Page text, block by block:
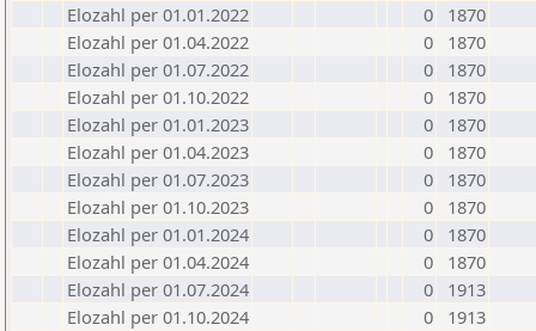
Elozahl per 01.01.2022
0
1870
Elozahl per 01.04.2022
0
1870
Elozahl per 01.07.2022
0
1870
Elozahl per 01.10.2022
0
1870
Elozahl per 01.01.2023
0
1870
Elozahl per 01.04.2023
0
1870
Elozahl per 01.07.2023
0
1870
Elozahl per 01.10.2023
0
1870
Elozahl per 01.01.2024
0
1870
Elozahl per 01.04.2024
0
1870
Elozahl per 01.07.2024
0
1913
Elozahl per 01.10.2024
0
1913